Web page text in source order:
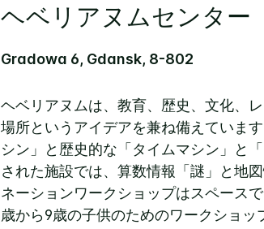
ヘベリアヌムセンター
Gradowa 6, Gdansk, 8-802
ヘベリアヌムは、教育、歴史、文化、
場所というアイデアを兼ね備えていま
シン」と歴史的な「タイムマシン」と
された施設では、算数情報「謎」と地
ネーションワークショップはスペース
歳から9歳の子供のためのワークショッ